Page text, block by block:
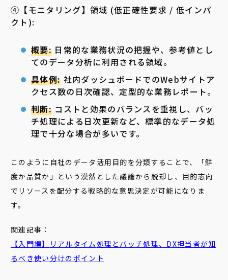
④【モニタリング】領域 (低正確性要求 / 低インパ
クト):
概要:日常的な業務状況の把握や、参考値とし
てのデータ分析に利用される領域。
具体例: 社内ダッシュボードでのWebサイトア
クセス数の日次確認、定型的な業務レポート。
判断:コストと効果のバランスを重視し、バッ
チ処理による日次更新など、標準的なデータ処
理で十分な場合が多いです。
このように自社のデータ活用目的を分類することで、「鮮
度か品質か」という漠然とした議論から脱却し、目的志向
でリソースを配分する戦略的な意思決定が可能になりま
す。
関連記事：
【入門編】
リアルタイム処理とバッチ処理、DX担当者が知
るべき使い分けのポイント